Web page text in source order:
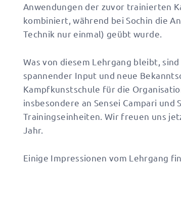
Anwendungen der zuvor trainierten
kombiniert, während bei Sochin die
Technik nur einmal) geübt wurde.
Was von diesem Lehrgang bleibt,
spannender Input und neue
Kampfkunstschule für die
insbesondere an Sensei Campari
Trainingseinheiten. Wir freuen uns
Jahr.
Einige Impressionen vom Lehrgang